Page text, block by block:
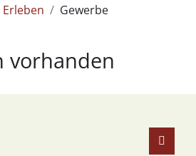
Gewerbe
vorhanden